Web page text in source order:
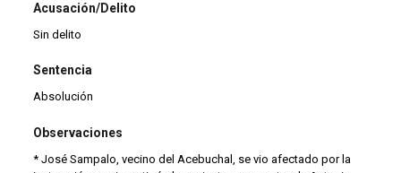
Acusación/Delito
Sin delito
Sentencia
Absolución
Observaciones
* José Sampalo, vecino del Acebuchal, se vio afectado por la